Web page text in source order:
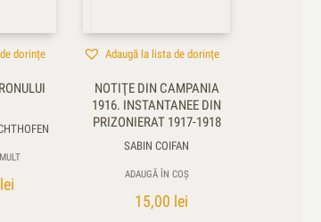
dorințe
lei
Adaugă la lista de dorințe
NOTIŢE DIN CAMPANIA
1916. INSTANTANEE DIN
PRIZONIERAT 1917-1918
SABIN COIFAN
ADAUGĂ ÎN COȘ
15,00 lei